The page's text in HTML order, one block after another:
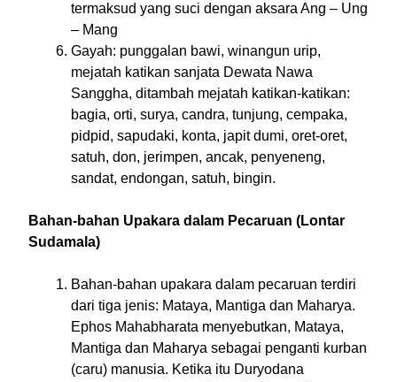
termaksud yang suci dengan aksara Ang – Ung
– Mang
Gayah: punggalan bawi, winangun urip,
mejatah katikan sanjata Dewata Nawa
Sanggha, ditambah mejatah katikan-katikan:
bagia, orti, surya, candra, tunjung, cempaka,
pidpid, sapudaki, konta, japit dumi, oret-oret,
satuh, don, jerimpen, ancak, penyeneng,
sandat, endongan, satuh, bingin.
Bahan-bahan Upakara dalam Pecaruan (Lontar
Sudamala)
Bahan-bahan upakara dalam pecaruan terdiri
dari tiga jenis: Mataya, Mantiga dan Maharya.
Ephos Mahabharata menyebutkan, Mataya,
Mantiga dan Maharya sebagai penganti kurban
(caru) manusia. Ketika itu Duryodana